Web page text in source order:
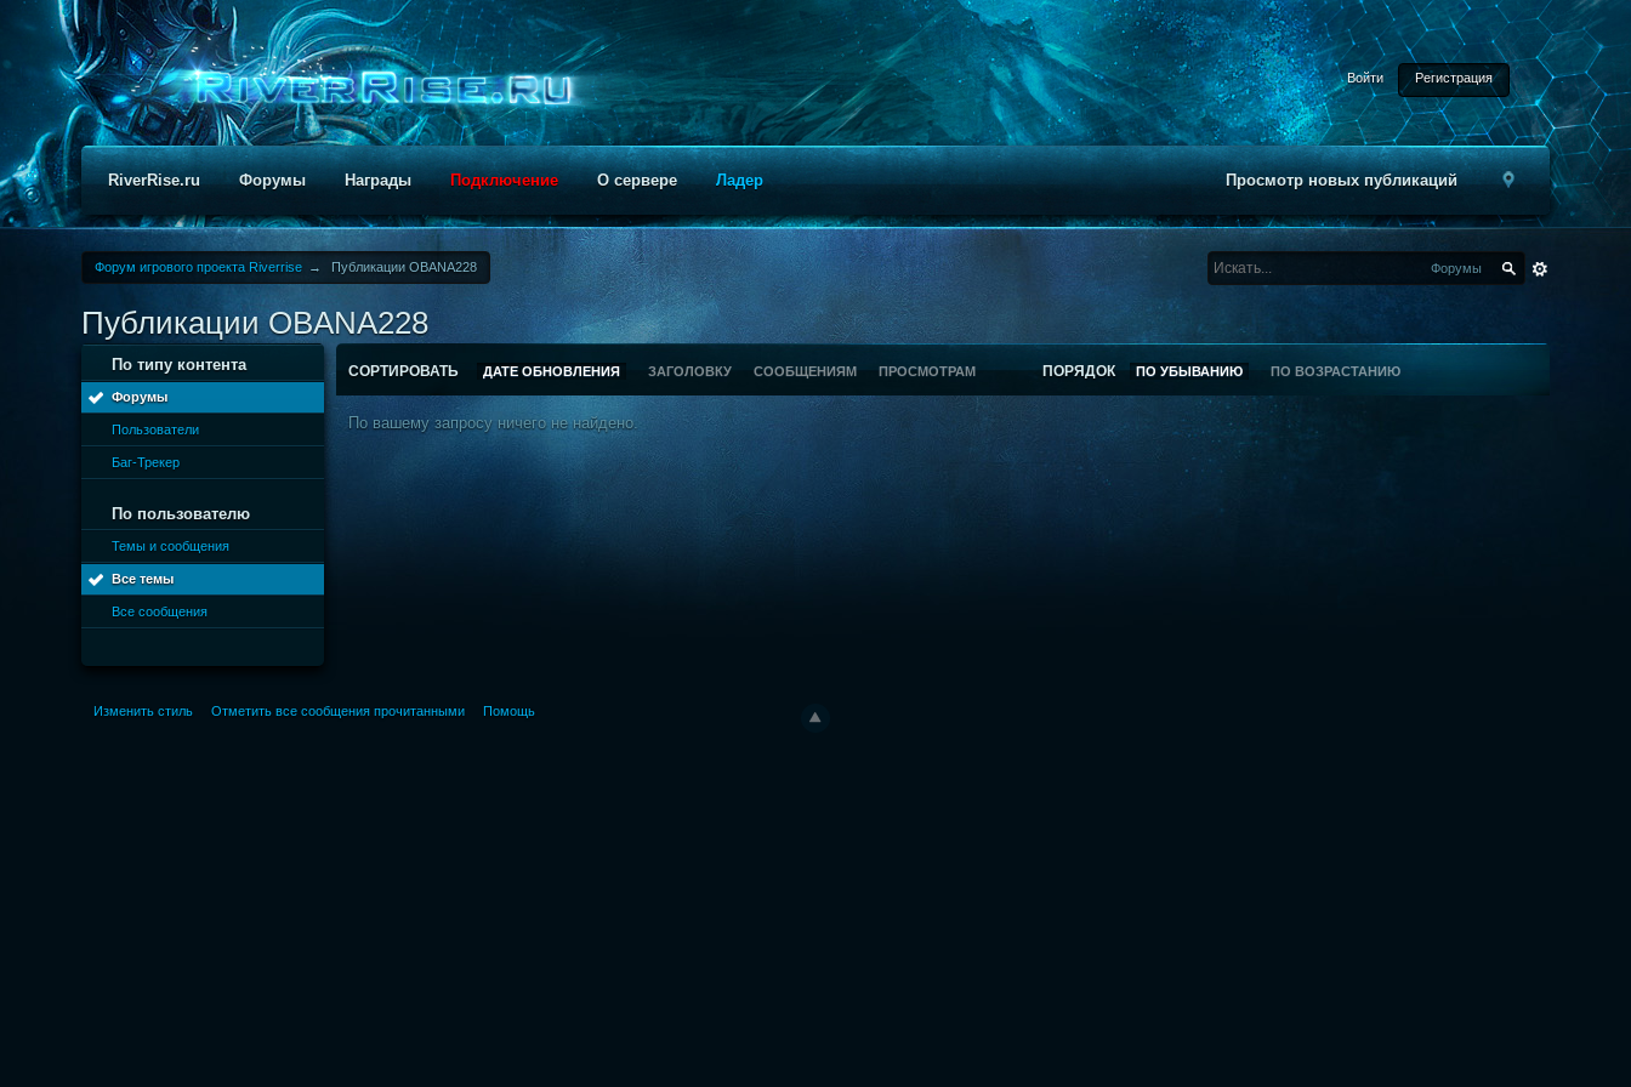
Войти Регистрация
Просмотр новых публикаций
RiverRise.ru Форумы Награды Подключение О сервере Ладер
Форум игрового проекта Riverrise → Публикации OBANA228 Форумы
Публикации OBANA228
По типу контента
Форумы
Пользователи
Баг-Трекер
По пользователю
Темы и сообщения
Все темы
Все сообщения
СОРТИРОВАТЬ ДАТЕ ОБНОВЛЕНИЯ ЗАГОЛОВКУ СООБЩЕНИЯМ ПРОСМОТРАМ ПОРЯДОК ПО УБЫВАНИЮ ПО ВОЗРАСТАНИЮ
По вашему запросу ничего не найдено.
Изменить стиль Отметить все сообщения прочитанными Помощь